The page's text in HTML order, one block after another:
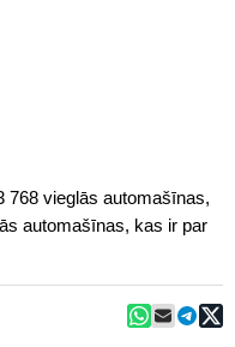
768 vieglās automašīnas,
automašīnas, kas ir par